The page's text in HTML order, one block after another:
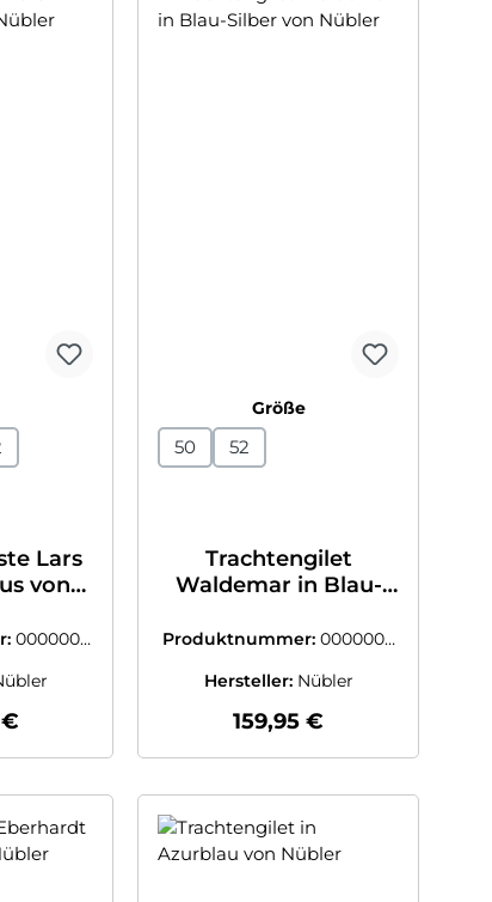
auswählen
Lars
von
0000003
Preis:
€
Größeauswählen
50 52
Trachtengilet
Waldemar in Blau-
Produktnummer:0000003
Hersteller: Nübler
Regulärer Preis:
159,95 €